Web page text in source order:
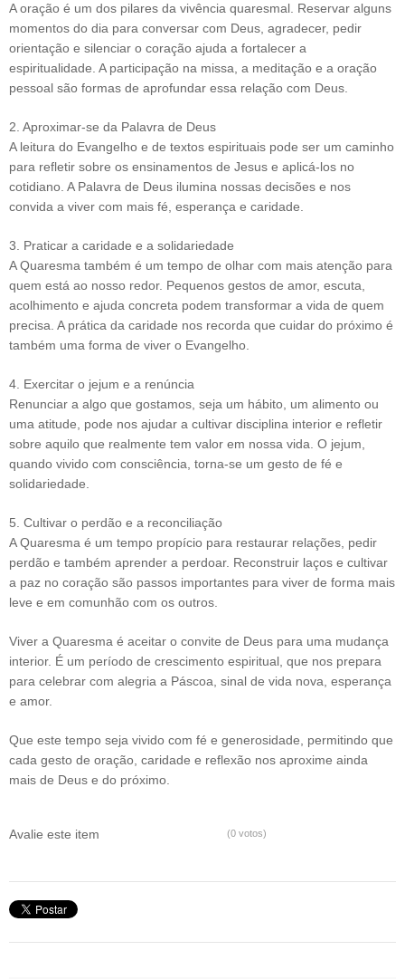
A oração é um dos pilares da vivência quaresmal. Reservar alguns
momentos do dia para conversar com Deus, agradecer, pedir
orientação e silenciar o coração ajuda a fortalecer a
espiritualidade. A participação na missa, a meditação e a oração
pessoal são formas de aprofundar essa relação com Deus.
2. Aproximar-se da Palavra de Deus
A leitura do Evangelho e de textos espirituais pode ser um caminho
para refletir sobre os ensinamentos de Jesus e aplicá-los no
cotidiano. A Palavra de Deus ilumina nossas decisões e nos
convida a viver com mais fé, esperança e caridade.
3. Praticar a caridade e a solidariedade
A Quaresma também é um tempo de olhar com mais atenção para
quem está ao nosso redor. Pequenos gestos de amor, escuta,
acolhimento e ajuda concreta podem transformar a vida de quem
precisa. A prática da caridade nos recorda que cuidar do próximo é
também uma forma de viver o Evangelho.
4. Exercitar o jejum e a renúncia
Renunciar a algo que gostamos, seja um hábito, um alimento ou
uma atitude, pode nos ajudar a cultivar disciplina interior e refletir
sobre aquilo que realmente tem valor em nossa vida. O jejum,
quando vivido com consciência, torna-se um gesto de fé e
solidariedade.
5. Cultivar o perdão e a reconciliação
A Quaresma é um tempo propício para restaurar relações, pedir
perdão e também aprender a perdoar. Reconstruir laços e cultivar
a paz no coração são passos importantes para viver de forma mais
leve e em comunhão com os outros.
Viver a Quaresma é aceitar o convite de Deus para uma mudança
interior. É um período de crescimento espiritual, que nos prepara
para celebrar com alegria a Páscoa, sinal de vida nova, esperança
e amor.
Que este tempo seja vivido com fé e generosidade, permitindo que
cada gesto de oração, caridade e reflexão nos aproxime ainda
mais de Deus e do próximo.
Avalie este item (0 votos)